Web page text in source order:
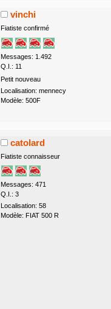
vinchi
Fiatiste confirmé
Messages: 1.492
Q.I.: 11
Petit nouveau
Localisation: mennecy
Modèle: 500F
catolard
Fiatiste connaisseur
Messages: 471
Q.I.: 3
Localisation: 58
Modèle: FIAT 500 R